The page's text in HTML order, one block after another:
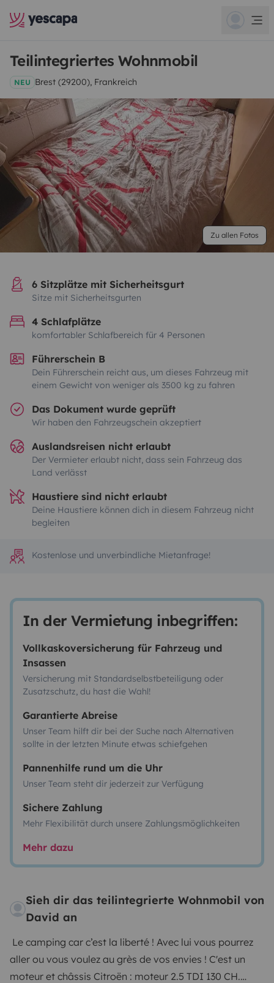
Teilintegriertes Wohnmobil
NEU Brest (29200), Frankreich
Zu allen Fotos
6 Sitzplätze mit Sicherheitsgurt
Sitze mit Sicherheitsgurten
4 Schlafplätze
komfortabler Schlafbereich für 4 Personen
Führerschein B
Dein Führerschein reicht aus, um dieses Fahrzeug mit
einem Gewicht von weniger als 3500 kg zu fahren
Das Dokument wurde geprüft
Wir haben den Fahrzeugschein akzeptiert
Auslandsreisen nicht erlaubt
Der Vermieter erlaubt nicht, dass sein Fahrzeug das
Land verlässt
Haustiere sind nicht erlaubt
Deine Haustiere können dich in diesem Fahrzeug nicht
begleiten
Kostenlose und unverbindliche Mietanfrage!
In der Vermietung inbegriffen:
Vollkaskoversicherung für Fahrzeug und
Insassen
Versicherung mit Standardselbstbeteiligung oder
Zusatzschutz, du hast die Wahl!
Garantierte Abreise
Unser Team hilft dir bei der Suche nach Alternativen
sollte in der letzten Minute etwas schiefgehen
Pannenhilfe rund um die Uhr
Unser Team steht dir jederzeit zur Verfügung
Sichere Zahlung
Mehr Flexibilität durch unsere Zahlungsmöglichkeiten
Mehr dazu
Sieh dir das teilintegrierte Wohnmobil von
David an
Le camping car c’est la liberté ! Avec lui vous pourrez
aller ou vous voulez au grès de vos envies ! C'est un
moteur et châssis Citroën : moteur 2.5 TDI 130 CH.